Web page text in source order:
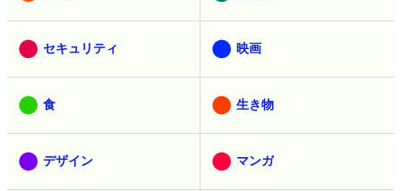
セキュリティ 映画
食 生き物
デザイン マンガ